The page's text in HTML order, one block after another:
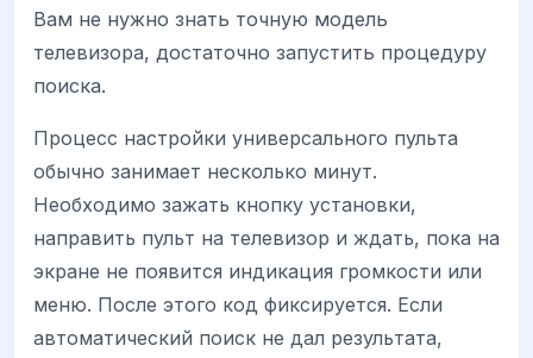
Вам не нужно знать точную модель
телевизора, достаточно запустить процедуру
поиска.
Процесс настройки универсального пульта
обычно занимает несколько минут.
Необходимо зажать кнопку установки,
направить пульт на телевизор и ждать, пока на
экране не появится индикация громкости или
меню. После этого код фиксируется. Если
автоматический поиск не дал результата,